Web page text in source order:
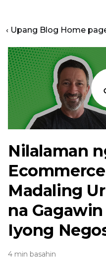
‹ Upang Blog Home
Nilalaman
Ecommerce
Madaling
na Gagawin
Iyong
4 min basahin